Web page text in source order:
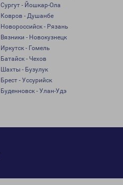
Сургут - Йошкар-Ола
Ковров - Душанбе
Новороссийск - Рязань
Вязники - Новокузнецк
Иркутск - Гомель
Батайск - Чехов
Шахты - Бузулук
Брест - Уссурийск
Буденновск - Улан-Удэ